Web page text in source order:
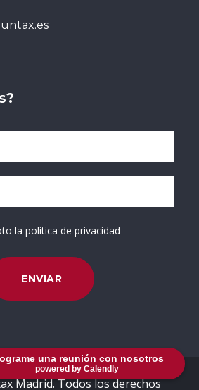
una reunión con nosotros
powered by Calendly
la política de privacidad
Madrid. Todos los derechos